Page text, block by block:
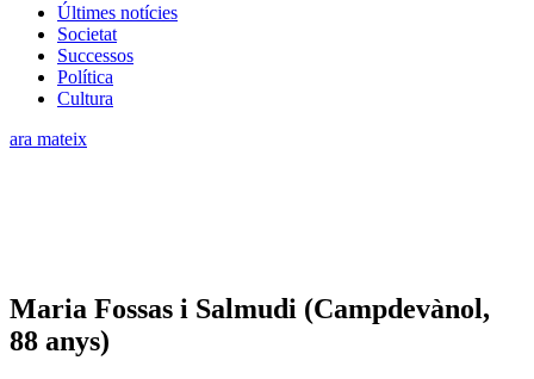
Últimes notícies
Societat
Successos
Política
Cultura
ara mateix
Maria Fossas i Salmudi (Campdevànol,
88 anys)